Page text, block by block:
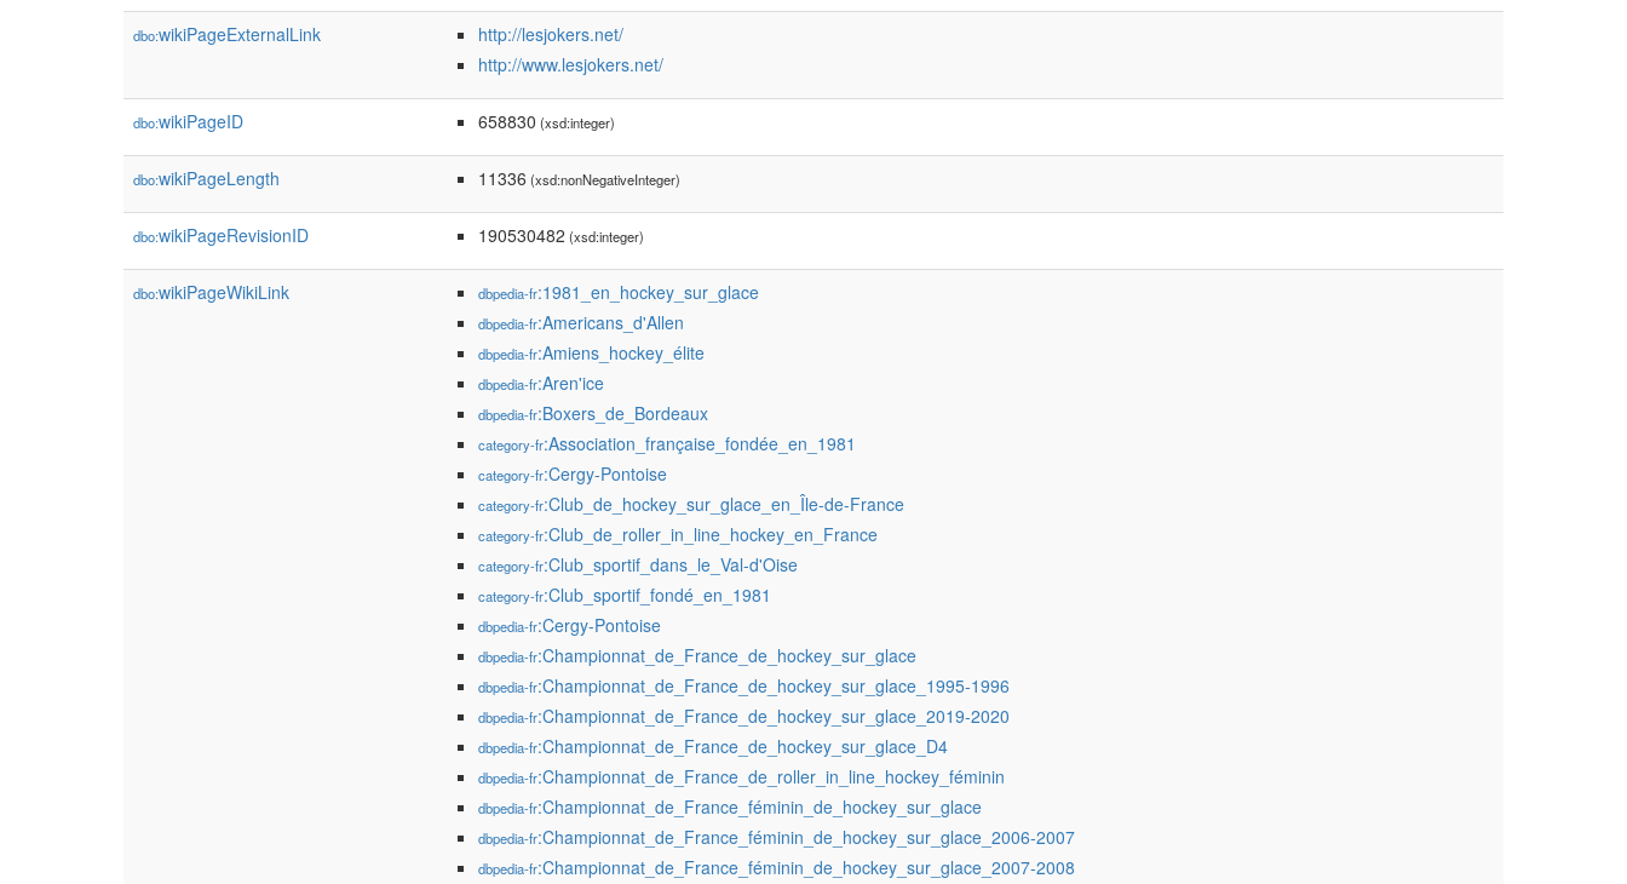
dbo:wikiPageExternalLink
http://lesjokers.net/
http://www.lesjokers.net/
dbo:wikiPageID 658830 (xsd:integer)
dbo:wikiPageLength 11336 (xsd:nonNegativeInteger)
dbo:wikiPageRevisionID 190530482 (xsd:integer)
dbo:wikiPageWikiLink dbpedia-fr:1981_en_hockey_sur_glace
dbpedia-fr:Americans_d'Allen
dbpedia-fr:Amiens_hockey_élite
dbpedia-fr:Aren'ice
dbpedia-fr:Boxers_de_Bordeaux
category-fr:Association_française_fondée_en_1981
category-fr:Cergy-Pontoise
category-fr:Club_de_hockey_sur_glace_en_Île-de-France
category-fr:Club_de_roller_in_line_hockey_en_France
category-fr:Club_sportif_dans_le_Val-d'Oise
category-fr:Club_sportif_fondé_en_1981
dbpedia-fr:Cergy-Pontoise
dbpedia-fr:Championnat_de_France_de_hockey_sur_glace
dbpedia-fr:Championnat_de_France_de_hockey_sur_glace_1995-1996
dbpedia-fr:Championnat_de_France_de_hockey_sur_glace_2019-2020
dbpedia-fr:Championnat_de_France_de_hockey_sur_glace_D4
dbpedia-fr:Championnat_de_France_de_roller_in_line_hockey_féminin
dbpedia-fr:Championnat_de_France_féminin_de_hockey_sur_glace
dbpedia-fr:Championnat_de_France_féminin_de_hockey_sur_glace_2006-2007
dbpedia-fr:Championnat_de_France_féminin_de_hockey_sur_glace_2007-2008